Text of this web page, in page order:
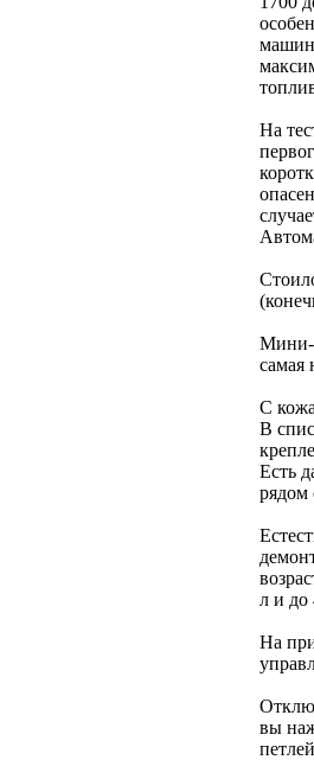
На
Мини-
самая
С
В
Есть
рядом
л и до
На
вы